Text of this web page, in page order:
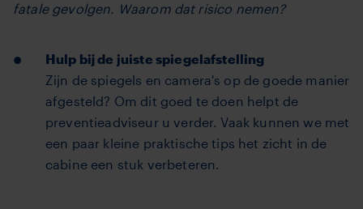
fatale gevolgen. Waarom dat risico nemen?
Hulp bij de juiste spiegelafstelling
Zijn de spiegels en camera's op de goede manier
afgesteld? Om dit goed te doen helpt de
preventieadviseur u verder. Vaak kunnen we met
een paar kleine praktische tips het zicht in de
cabine een stuk verbeteren.